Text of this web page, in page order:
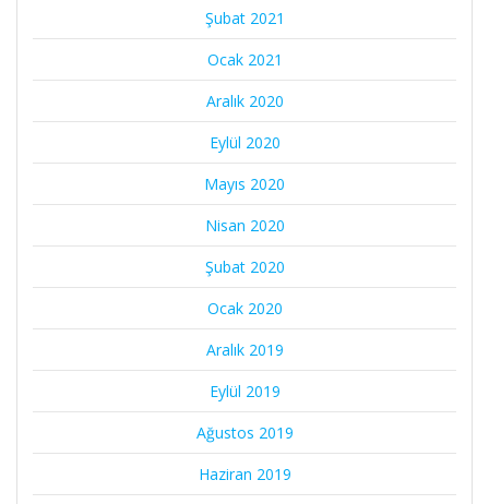
Şubat 2021
Ocak 2021
Aralık 2020
Eylül 2020
Mayıs 2020
Nisan 2020
Şubat 2020
Ocak 2020
Aralık 2019
Eylül 2019
Ağustos 2019
Haziran 2019